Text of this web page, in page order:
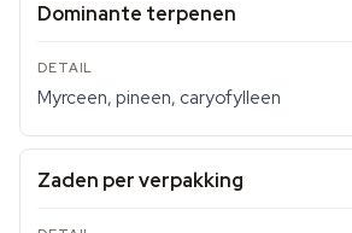
Dominante terpenen
Myrceen, pineen, caryofylleen
Zaden per verpakking